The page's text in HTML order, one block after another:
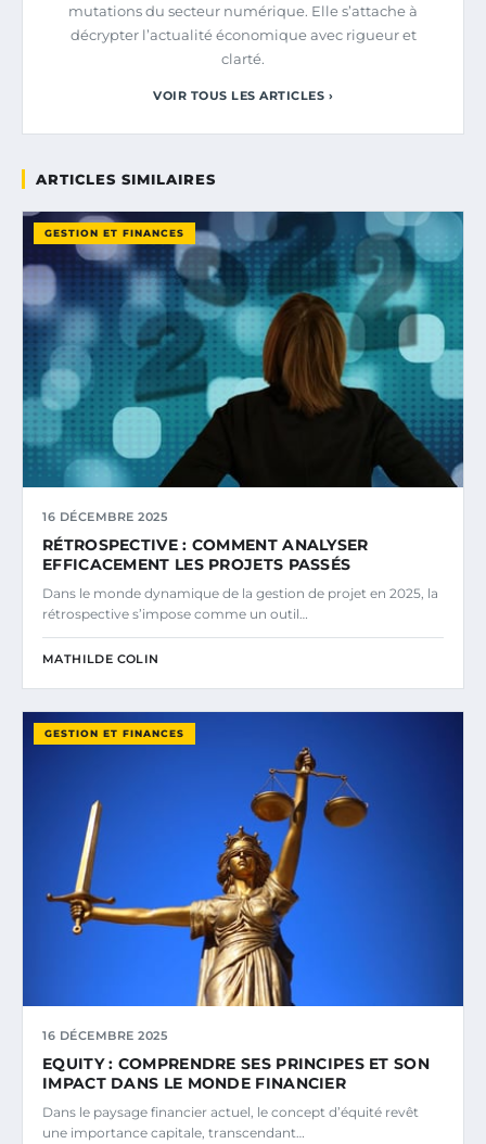
mutations du secteur numérique. Elle s’attache à
décrypter l’actualité économique avec rigueur et
clarté.
VOIR TOUS LES ARTICLES ›
ARTICLES SIMILAIRES
GESTION ET FINANCES
16 DÉCEMBRE 2025
RÉTROSPECTIVE : COMMENT ANALYSER
EFFICACEMENT LES PROJETS PASSÉS
Dans le monde dynamique de la gestion de projet en 2025, la
rétrospective s’impose comme un outil…
MATHILDE COLIN
GESTION ET FINANCES
16 DÉCEMBRE 2025
EQUITY : COMPRENDRE SES PRINCIPES ET SON
IMPACT DANS LE MONDE FINANCIER
Dans le paysage financier actuel, le concept d’équité revêt
une importance capitale, transcendant…